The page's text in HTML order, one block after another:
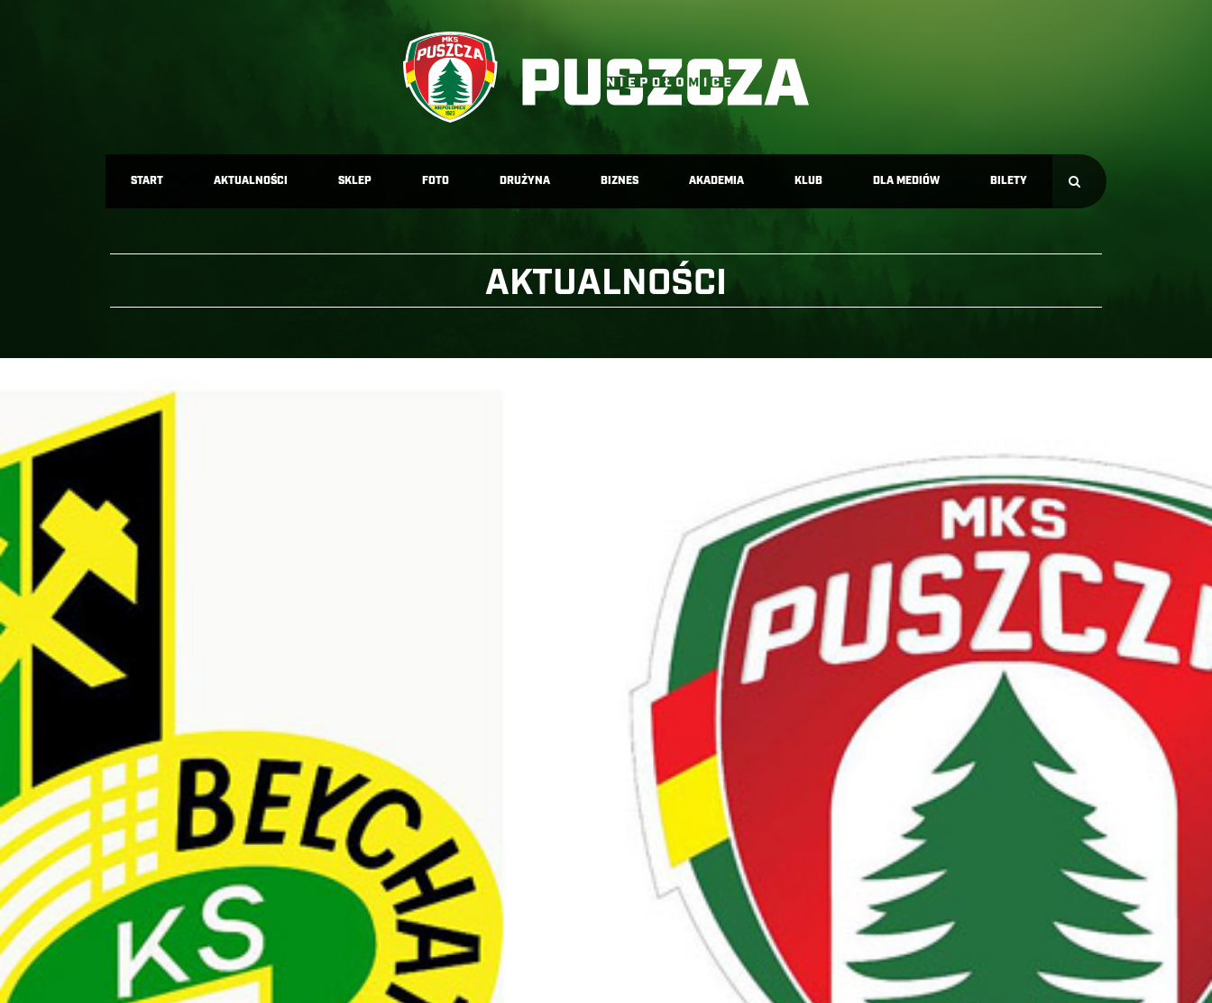
START AKTUALNOŚCI SKLEP FOTO DRUŻYNA BIZNES AKADEMIA KLUB DLA MEDIÓW BILETY
AKTUALNOŚCI